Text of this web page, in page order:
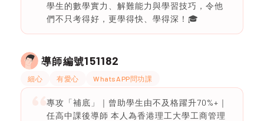
學生的數學實力、解難能力與學習技巧，令他
們不只考得好，更學得快、學得深！🎓
導師編號151182
細心 有愛心 WhatsAPP問功課
專攻「補底」｜曾助學生由不及格躍升70%+｜
任高中課後導師 本人為香港理工大學工商管理